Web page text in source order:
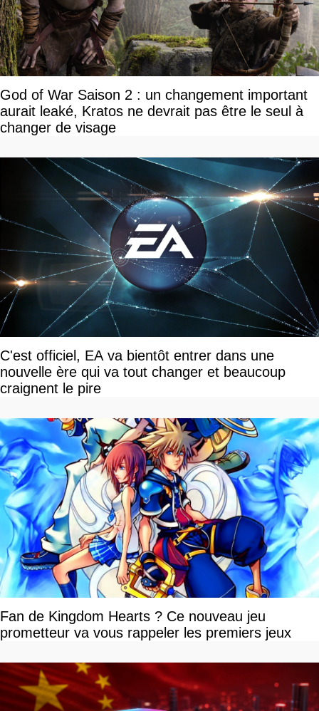
God of War Saison 2 : un changement important
aurait leaké, Kratos ne devrait pas être le seul à
changer de visage
C'est officiel, EA va bientôt entrer dans une
nouvelle ère qui va tout changer et beaucoup
craignent le pire
Fan de Kingdom Hearts ? Ce nouveau jeu
prometteur va vous rappeler les premiers jeux